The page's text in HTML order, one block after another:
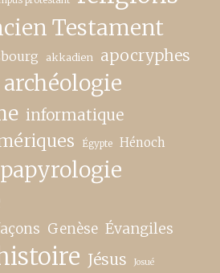
Testament
akkadien apocryphes
archéologie
informatique
Égypte Hénoch
Genèse Évangiles
Jésus Josué